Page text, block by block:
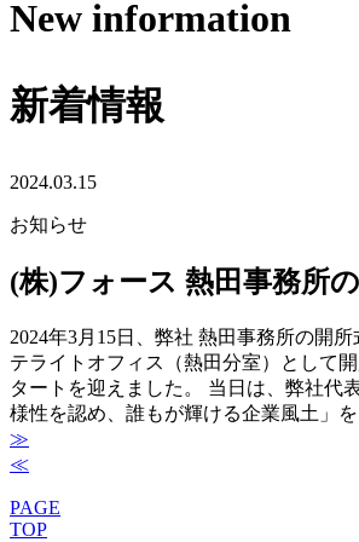
New information
新着情報
2024.03.15
お知らせ
(株)フォース 熱田事務所
2024年3月15日、弊社 熱田事務所の開
テライトオフィス（熱田分室）として
タートを迎えました。 当日は、弊社代
様性を認め、誰もが輝ける企業風土」
投
稿
ナ
≫
≪
PAGE
TOP